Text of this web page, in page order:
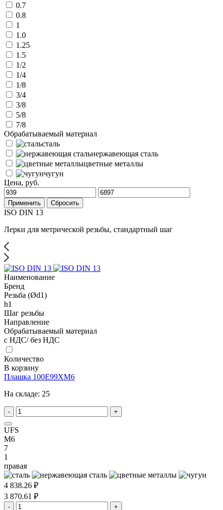
0.7
0.8
1
1.0
1.25
1.5
1/2
1/4
1/8
3/4
3/8
5/8
7/8
Обрабатываемый материал
сталь
нержавеющая сталь
цветные металлы
чугун
Цена, руб.
Применить Сбросить
ISO DIN 13
Лерки для метрической резьбы, стандартный шаг
Наименование
Бренд
Резьба (Ød1)
h1
Шаг резьбы
Направление
Обрабатываемый материал
с НДС/ без НДС
Количество
В корзину
Плашка 100E99XM6
На складе: 25
- +
UFS
M6
7
1
правая
4 838.26 ₽
3 870.61 ₽
- +